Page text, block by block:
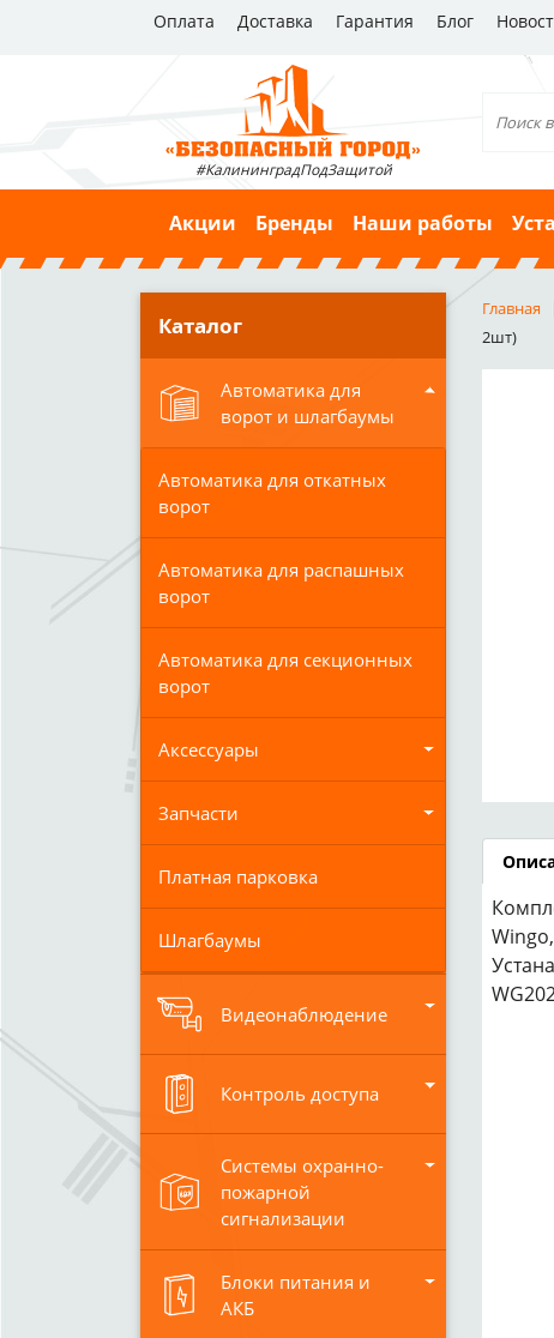
Оплата Доставка Гарантия Блог
#КалининградПодЗащитой
Акции Бренды Наши работы
Каталог
Автоматика для
ворот и шлагбаумы
Автоматика для откатных
ворот
Автоматика для распашных
ворот
Автоматика для секционных
ворот
Аксессуары
Запчасти
Платная парковка
Шлагбаумы
Видеонаблюдение
Контроль доступа
Системы охранно-
пожарной
сигнализации
Блоки питания и
АКБ
Главная
2шт)